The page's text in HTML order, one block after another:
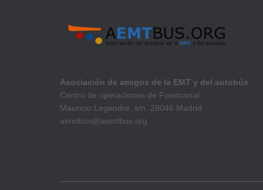
Asociación de amigos de la EMT y del autobús
Centro de operaciones de Fuencarral
Mauricio Legendre, s/n. 28046 Madrid
aemtbus@aemtbus.org